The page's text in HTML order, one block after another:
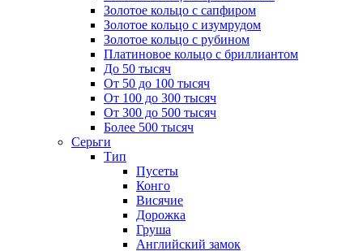
Золотое кольцо с сапфиром
Золотое кольцо с изумрудом
Золотое кольцо с рубином
Платиновое кольцо с бриллиантом
До 50 тысяч
От 50 до 100 тысяч
От 100 до 300 тысяч
От 300 до 500 тысяч
Более 500 тысяч
Серьги
Тип
Пусеты
Конго
Висячие
Дорожка
Груша
Английский замок